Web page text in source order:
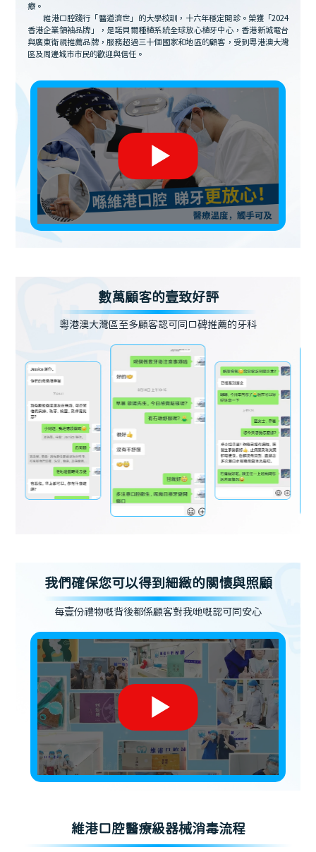
療。
維港口腔踐行「醫道濟世」的大學校訓，十六年穩定開診。榮獲「2024
香港企業領袖品牌」，是諾貝爾種植系統全球放心植牙中心，香港新城電台
與廣東衛視推薦品牌，服務超過三十個國家和地區的顧客，受到粵港澳大灣
區及周邊城市市民的歡迎與信任。
數萬顧客的壹致好評
粵港澳大灣區至多顧客認可同口碑推薦的牙科
我們確保您可以得到細緻的關懷與照顧
每壹份禮物嘅背後都係顧客對我哋嘅認可同安心
維港口腔醫療級器械消毒流程